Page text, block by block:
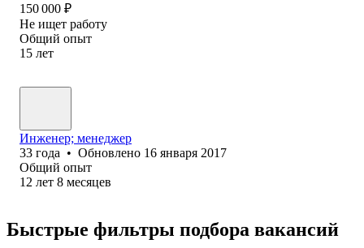
150 000 ₽
Не ищет работу
Общий опыт
15 лет
Инженер; менеджер
33 года • Обновлено 16 января 2017
Общий опыт
12 лет 8 месяцев
Быстрые фильтры подбора вакансий